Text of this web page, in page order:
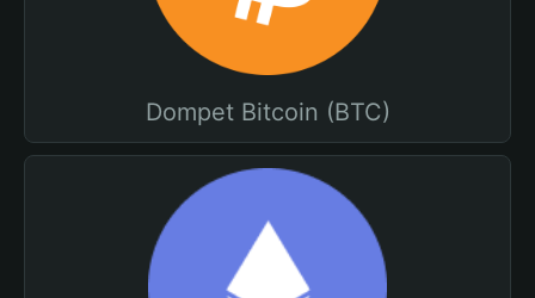
Dompet Bitcoin (BTC)